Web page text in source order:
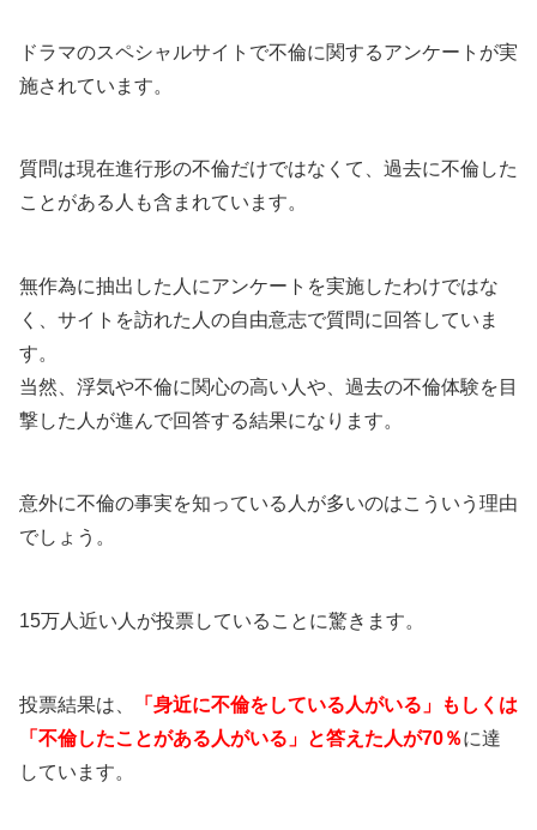
ドラマのスペシャルサイトで不倫に関するアンケートが実
施されています。
質問は現在進行形の不倫だけではなくて、過去に不倫した
ことがある人も含まれています。
無作為に抽出した人にアンケートを実施したわけではな
く、サイトを訪れた人の自由意志で質問に回答していま
す。
当然、浮気や不倫に関心の高い人や、過去の不倫体験を目
撃した人が進んで回答する結果になります。
意外に不倫の事実を知っている人が多いのはこういう理由
でしょう。
15万人近い人が投票していることに驚きます。
投票結果は、
「身近に不倫をしている人がいる」もしくは
「不倫したことがある人がいる」と答えた人が70％に達
しています。